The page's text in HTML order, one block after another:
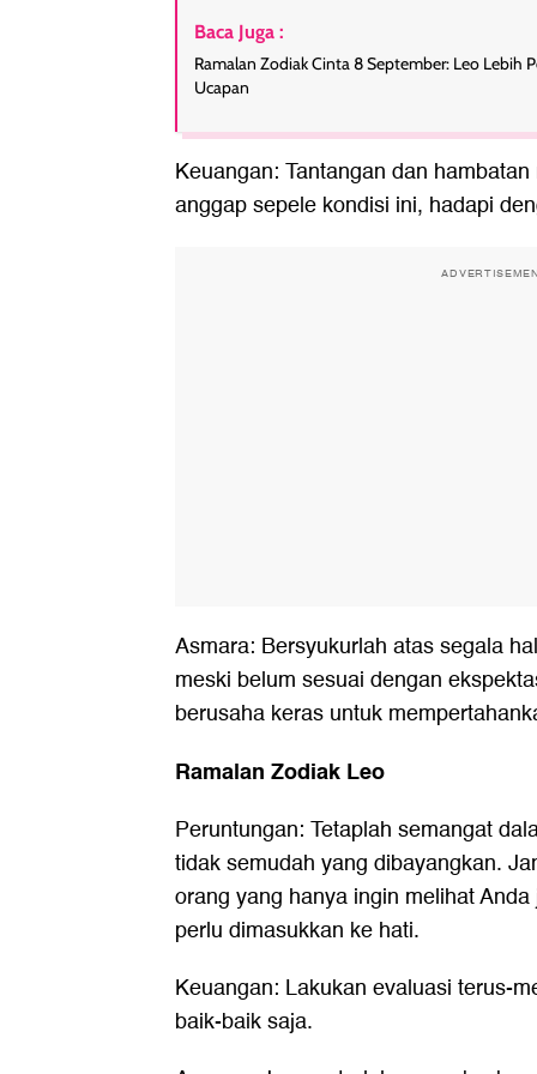
Baca Juga :
Ramalan Zodiak Cinta 8 September: Leo Lebih
Ucapan
Keuangan: Tantangan dan
anggap sepele kondisi ini, hadapi
Asmara: Bersyukurlah atas segala
meski belum sesuai dengan
berusaha keras untuk
Ramalan Zodiak Leo
Peruntungan: Tetaplah semangat
tidak semudah yang dibayangkan.
orang yang hanya ingin melihat
perlu dimasukkan ke hati.
Keuangan: Lakukan evaluasi terus-
baik-baik saja.